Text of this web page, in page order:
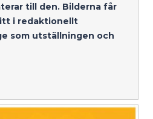
till den. Bilderna får
i redaktionellt
som utställningen och